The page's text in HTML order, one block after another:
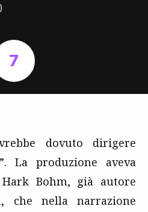
7
dovuto dirigere
La produzione aveva
Bohm, già autore
che nella narrazione